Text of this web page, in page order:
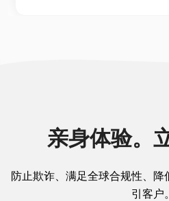
亲身体验。
防止欺诈、满足全球合规性、降
引客户。